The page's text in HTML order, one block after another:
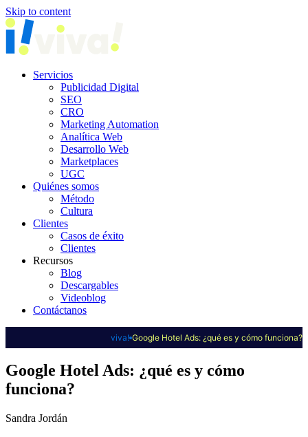
Skip to content
Servicios
Publicidad Digital
SEO
CRO
Marketing Automation
Analítica Web
Desarrollo Web
Marketplaces
UGC
Quiénes somos
Método
Cultura
Clientes
Casos de éxito
Clientes
Recursos
Blog
Descargables
Videoblog
Contáctanos
viva! Google Hotel Ads: ¿qué es y cómo funciona?
Google Hotel Ads: ¿qué es y cómo
funciona?
Sandra Jordán